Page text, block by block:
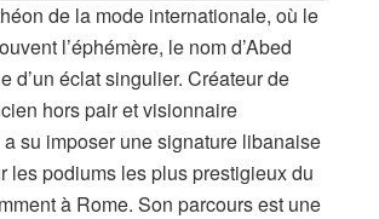
de la mode internationale, où le
l’éphémère, le nom d’Abed
d’un éclat singulier. Créateur de
hors pair et visionnaire
su imposer une signature libanaise
les podiums les plus prestigieux du
à Rome. Son parcours est une